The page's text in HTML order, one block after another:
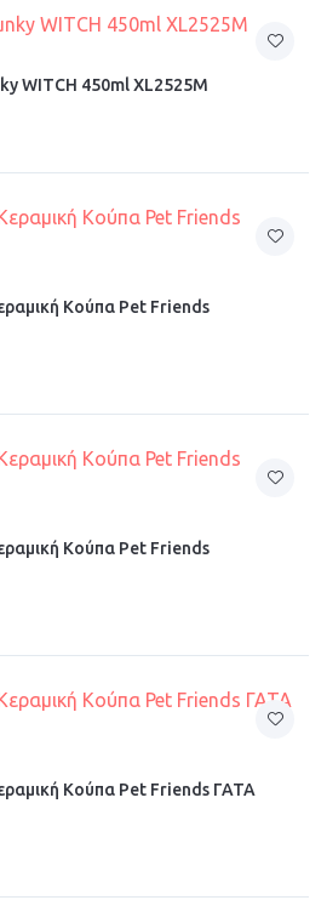
WITCH 450ml XL2525M
Κούπα Pet Friends
Κούπα Pet Friends
Κούπα Pet Friends ΓΑΤΑ